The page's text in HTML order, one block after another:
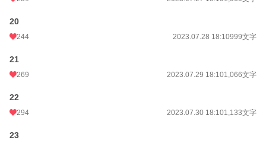
20
244 2023.07.28 18:10999文字
21
269 2023.07.29 18:101,066文字
22
294 2023.07.30 18:101,133文字
23